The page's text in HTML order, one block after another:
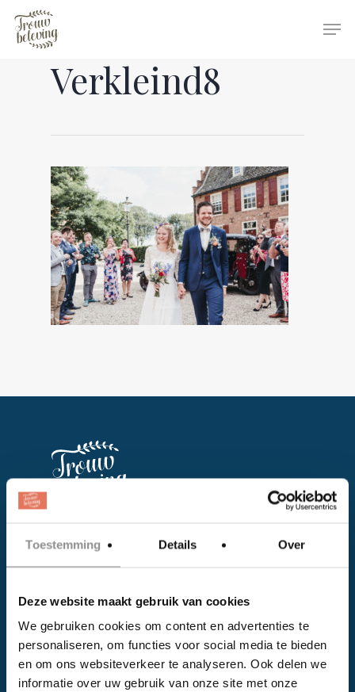
Toestemming Details Over
Deze website maakt gebruik van cookies
We gebruiken cookies om content en advertenties te
personaliseren, om functies voor social media te bieden
en om ons websiteverkeer te analyseren. Ook delen we
informatie over uw gebruik van onze site met onze
Hit enter to search or ESC to close
Verkleind8
Facebook
Instagram
EVENTS
Kalender
Bedrijven